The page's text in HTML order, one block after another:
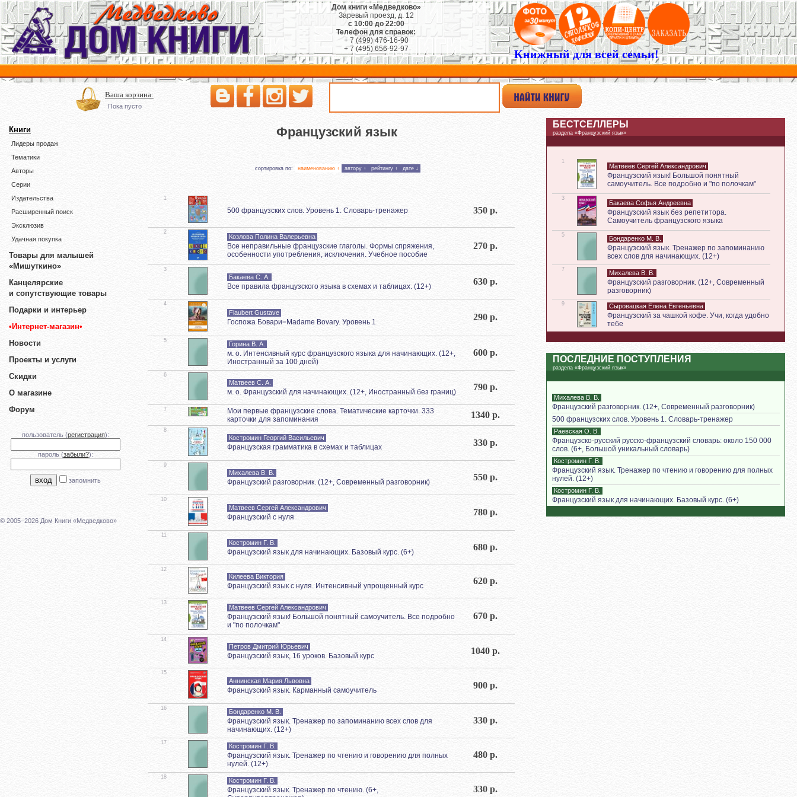
Дом книги «Медведково»
Заревый проезд, д. 12
с 10:00 до 22:00
Телефон для справок:
+ 7 (499) 476-16-90
+ 7 (495) 656-92-97
Книжный для всей семьи!
Ваша корзина:
Пока пусто
Книги
Лидеры продаж
Тематики
Авторы
Серии
Издательства
Расширенный поиск
Эксклюзив
Удачная покупка
Товары для малышей
«Мишуткино»
Канцелярские
и сопутствующие товары
Подарки и интерьер
•Интернет-магазин•
Новости
Проекты и услуги
Скидки
О магазине
Форум
пользователь (регистрация):
пароль (забыли?):
запомнить
© 2005–2026 Дом Книги «Медведково»
Французский язык
сортировка по: наименованию ↑ автору ↑ рейтингу ↑ дате ↓
1
500 французских слов. Уровень 1. Словарь-тренажер 350 р.
2
Козлова Полина Валерьевна
Все неправильные французские глаголы. Формы спряжения,
особенности употребления, исключения. Учебное пособие
270 р.
3
Бакаева С. А.
Все правила французского языка в схемах и таблицах. (12+) 630 р.
4
Flaubert Gustave
Госпожа Бовари=Madame Bovary. Уровень 1 290 р.
5 Горина В. А.
м. о. Интенсивный курс французского языка для начинающих. (12+,
Иностранный за 100 дней)
600 р.
6
Матвеев С. А.
м. о. Французский для начинающих. (12+, Иностранный без границ) 790 р.
7
Мои первые французские слова. Тематические карточки. 333
карточки для запоминания
1340 р.
8
Костромин Георгий Васильевич
Французская грамматика в схемах и таблицах 330 р.
9
Михалева В. В.
Французский разговорник. (12+, Современный разговорник) 550 р.
10
Матвеев Сергей Александрович
Французский с нуля 780 р.
11
Костромин Г. В.
Французский язык для начинающих. Базовый курс. (6+) 680 р.
12
Килеева Виктория
Французский язык с нуля. Интенсивный упрощенный курс 620 р.
13
Матвеев Сергей Александрович
Французский язык! Большой понятный самоучитель. Все подробно
и "по полочкам"
670 р.
14
Петров Дмитрий Юрьевич
Французский язык, 16 уроков. Базовый курс 1040 р.
15
Аннинская Мария Львовна
Французский язык. Карманный самоучитель 900 р.
16 Бондаренко М. В.
Французский язык. Тренажер по запоминанию всех слов для
начинающих. (12+)
330 р.
17 Костромин Г. В.
Французский язык. Тренажер по чтению и говорению для полных
нулей. (12+)
480 р.
18 Костромин Г. В.
Французский язык. Тренажер по чтению. (6+,
330 р.
БЕСТСЕЛЛЕРЫ
раздела «Французский язык»
1
Матвеев Сергей Александрович
Французский язык! Большой понятный
самоучитель. Все подробно и "по полочкам"
3
Бакаева Софья Андреевна
Французский язык без репетитора.
Самоучитель французского языка
5 Бондаренко М. В.
Французский язык. Тренажер по запоминанию
всех слов для начинающих. (12+)
7 Михалева В. В.
Французский разговорник. (12+, Современный
разговорник)
9 Сыровацкая Елена Евгеньевна
Французский за чашкой кофе. Учи, когда удобно
тебе
ПОСЛЕДНИЕ ПОСТУПЛЕНИЯ
раздела «Французский язык»
Михалева В. В.
Французский разговорник. (12+, Современный разговорник)
500 французских слов. Уровень 1. Словарь-тренажер
Раевская О. В.
Французско-русский русско-французский словарь: около 150 000
слов. (6+, Большой уникальный словарь)
Костромин Г. В.
Французский язык. Тренажер по чтению и говорению для полных
нулей. (12+)
Костромин Г. В.
Французский язык для начинающих. Базовый курс. (6+)